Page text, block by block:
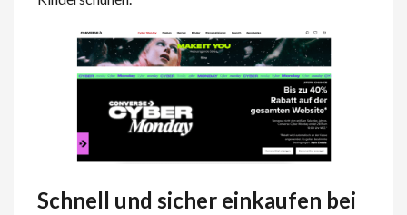
Schnell und sicher einkaufen bei